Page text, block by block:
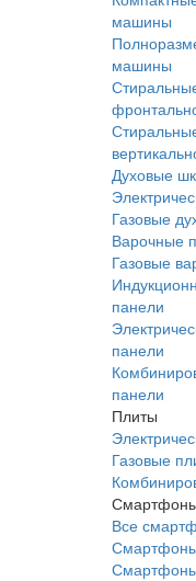
машины
машины
Духовые
Газовые
Варочные
Газовые
панели
панели
панели
Плиты
Газовые
Все